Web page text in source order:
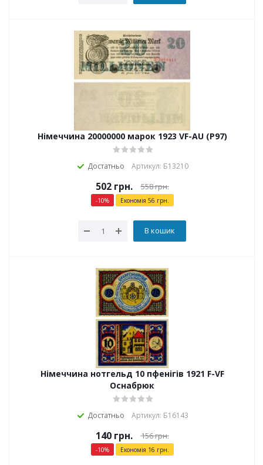
Німеччина 20000000 марок 1923 VF-AU (P97)
Достатньо Артикул: Б13210
502грн. 558грн.
-10% Економія 56 грн.
В кошик
Німеччина нотгельд 10 пфенігів 1921 F-VF
Оснабрюк
Достатньо Артикул: Б16143
140грн. 156грн.
-10% Економія 16 грн.